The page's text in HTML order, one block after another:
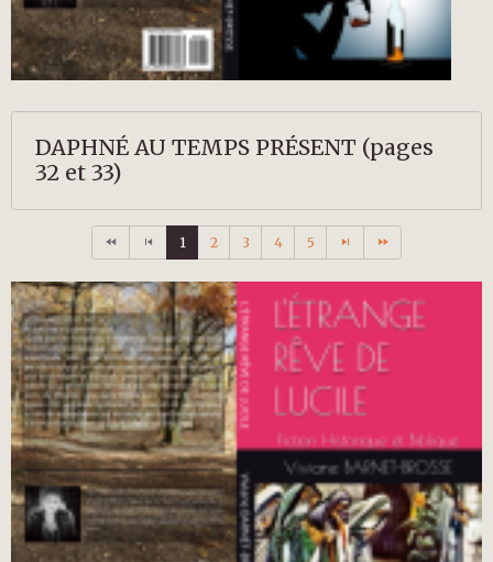
DAPHNÉ AU TEMPS PRÉSENT (pages
32 et 33)
1 2 3 4 5